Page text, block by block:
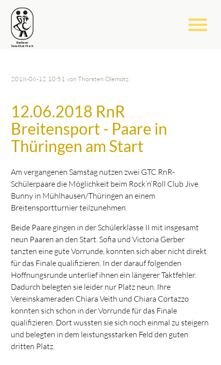
menu
2018-06-12 10:51 von Thorsten Olemotz
12.06.2018 RnR
Breitensport - Paare in
Thüringen am Start
Am vergangenen Samstag nutzen zwei GTC RnR-
Schülerpaare die Möglichkeit beim Rock‘n‘Roll Club Jive
Bunny in Mühlhausen/Thüringen an einem
Breitensportturnier teilzunehmen.
Beide Paare gingen in der Schülerklasse II mit insgesamt
neun Paaren an den Start. Sofia und Victoria Gerber
tanzten eine gute Vorrunde, konnten sich aber nicht direkt
für das Finale qualifizieren. In der darauf folgenden
Hoffnungsrunde unterlief ihnen ein längerer Taktfehler.
Dadurch belegten sie leider nur Platz neun. Ihre
Vereinskameraden Chiara Veith und Chiara Cortazzo
konnten sich schon in der Vorrunde für das Finale
qualifizieren. Dort wussten sie sich noch einmal zu steigern
und belegten in dem leistungsstarken Feld den guten
dritten Platz.